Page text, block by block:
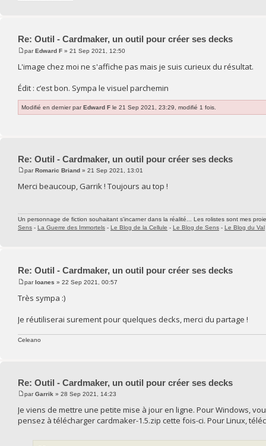
Re: Outil - Cardmaker, un outil pour créer ses decks
parEdward F » 21 Sep 2021, 12:50
L'image chez moi ne s'affiche pas mais je suis curieux du résultat.
Édit : c’est bon. Sympa le visuel parchemin
Modifié en dernier parEdward F le 21 Sep 2021, 23:29, modifié 1 fois.
Re: Outil - Cardmaker, un outil pour créer ses decks
parRomaric Briand » 21 Sep 2021, 13:01
Merci beaucoup, Garrik ! Toujours au top !
Un personnage de fiction souhaitant s'incarner dans la réalité... Les rolistes sont mes
Sens - La Guerre des Immortels - Le Blog de la Cellule - Le Blog de Sens - Le Blog du Val
Re: Outil - Cardmaker, un outil pour créer ses decks
parIoanes » 22 Sep 2021, 00:57
Très sympa :)
Je réutiliserai surement pour quelques decks, merci du partage !
Celeano
Re: Outil - Cardmaker, un outil pour créer ses decks
parGarrik » 28 Sep 2021, 14:23
Je viens de mettre une petite mise à jour en ligne. Pour Windows,
pensez à télécharger cardmaker-1.5.zip cette fois-ci. Pour Linux,